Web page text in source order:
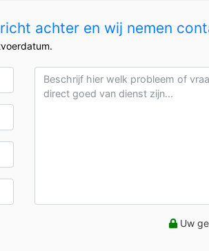
achter en wij nemen
Uw